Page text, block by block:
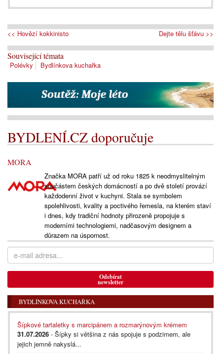
<< Hovězí kokkinisto Dejte tělu šťávu >>
Související témata
Polévky Bydlínkova kuchařka
BYDLENÍ.CZ doporučuje
MORA
Značka MORA patří už od roku 1825 k neodmyslitelným
součástem českých domácností a po dvě století provází
každodenní život v kuchyni. Stala se symbolem
spolehlivosti, kvality a poctivého řemesla, na kterém staví
i dnes, kdy tradiční hodnoty přirozeně propojuje s
moderními technologiemi, nadčasovým designem a
důrazem na úspornost.
Odebírat
newsletter
BYDLÍNKOVA KUCHAŘKA
Šípkové tartaletky s marcipánem a rozmarýnovým krémem
31.07.2026 - Šípky si většina z nás spojuje s podzimem, ale
jejich jemně nakyslá...